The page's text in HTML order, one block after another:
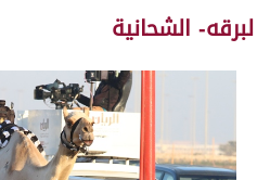
لبرقه- الشحانية